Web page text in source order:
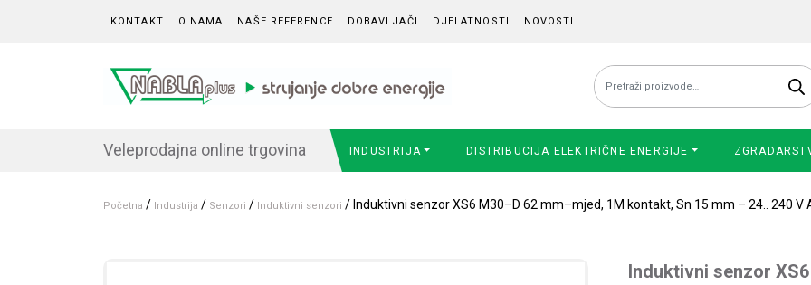
KONTAKT O NAMA NAŠE REFERENCE DOBAVLJAČI DJELATNOSTI NOVOSTI
Pretraži:
Veleprodajna online trgovina INDUSTRIJA DISTRIBUCIJA ELEKTRIČNE ENERGIJE
Početna / Industrija / Senzori / Induktivni senzori / Induktivni senzor XS6 M30–D 62 mm–mjed, 1M kontakt, Sn 15 mm – 24.. 240 V
Induktivni senzor